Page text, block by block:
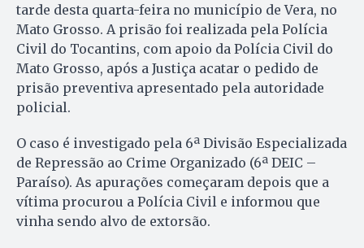
tarde desta quarta-feira no município de Vera, no
Mato Grosso. A prisão foi realizada pela Polícia
Civil do Tocantins, com apoio da Polícia Civil do
Mato Grosso, após a Justiça acatar o pedido de
prisão preventiva apresentado pela autoridade
policial.
O caso é investigado pela 6ª Divisão Especializada
de Repressão ao Crime Organizado (6ª DEIC –
Paraíso). As apurações começaram depois que a
vítima procurou a Polícia Civil e informou que
vinha sendo alvo de extorsão.